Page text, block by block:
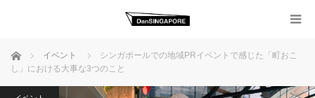
ホーム イベント
シンガポールでの地域PRイベントで感じた「町おこ
し」における大事な3つのこと